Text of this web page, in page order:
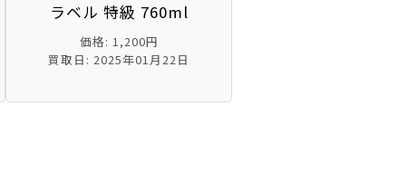
ラベル 特級 760ml
価格: 1,200円
買取日: 2025年01月22日